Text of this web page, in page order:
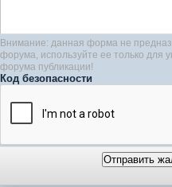
Внимание: данная форма не
форума, используйте ее только для
форума публикации!
Код безопасности